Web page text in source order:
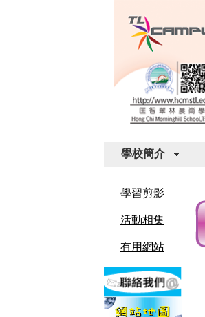
學校簡介
學習剪影
活動相集
有用網站